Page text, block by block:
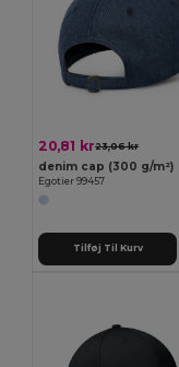
20,81 kr23,06 kr
denim cap (300 g/m²)
Egotier 99457
Tilføj Til Kurv